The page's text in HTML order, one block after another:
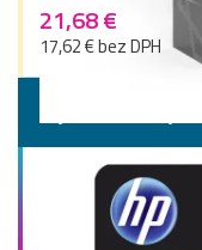
21,68 €
17,62 € bez DPH